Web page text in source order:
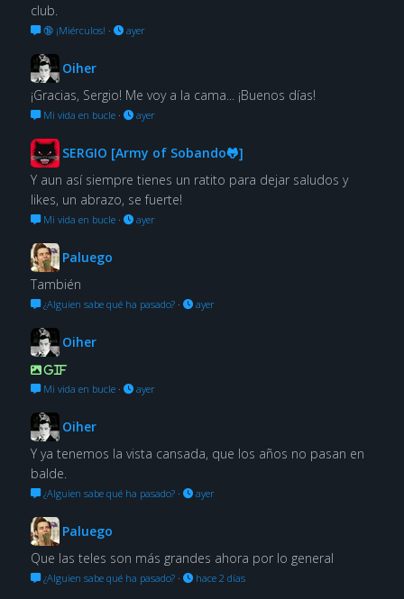
club.
🔞 ¡Miérculos! · ayer
Oiher
¡Gracias, Sergio! Me voy a la cama... ¡Buenos días!
Mi vida en bucle· ayer
SERGIO [Army of Sobando🐸]
Y aun así siempre tienes un ratito para dejar saludos y
likes, un abrazo, se fuerte!
Mi vida en bucle· ayer
Paluego
También
¿Alguien sabe qué ha pasado?· ayer
Oiher
GIF
Mi vida en bucle· ayer
Oiher
Y ya tenemos la vista cansada, que los años no pasan en
balde.
¿Alguien sabe qué ha pasado?· ayer
Paluego
Que las teles son más grandes ahora por lo general
¿Alguien sabe qué ha pasado?· hace 2 días